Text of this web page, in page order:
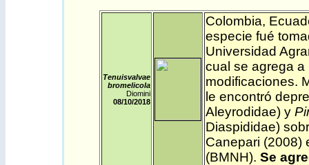
Tenuisvalvae
bromelicola
Diomini
08/10/2018
Colombia,
especie fué
Universidad
cual se agrega a
modificaciones.
le encontró
Aleyrodidae) y
Diaspididae)
Canepari (2008)
(BMNH). Se